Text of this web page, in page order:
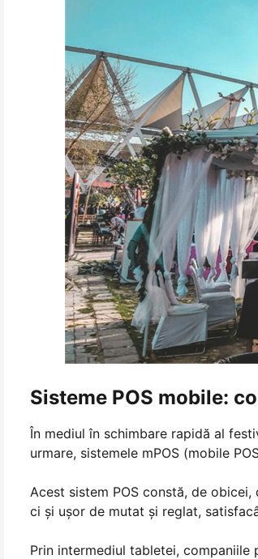
Sisteme POS mobile:
În mediul în schimbare rapidă al
urmare, sistemele mPOS (mobile
Acest sistem POS constă, de
ci și ușor de mutat și reglat,
Prin intermediul tabletei,